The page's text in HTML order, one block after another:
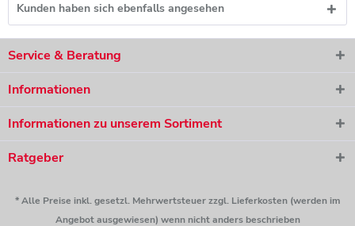
Kunden haben sich ebenfalls angesehen
Service & Beratung
Informationen
Informationen zu unserem Sortiment
Ratgeber
* Alle Preise inkl. gesetzl. Mehrwertsteuer zzgl. Lieferkosten (werden im
Angebot ausgewiesen) wenn nicht anders beschrieben